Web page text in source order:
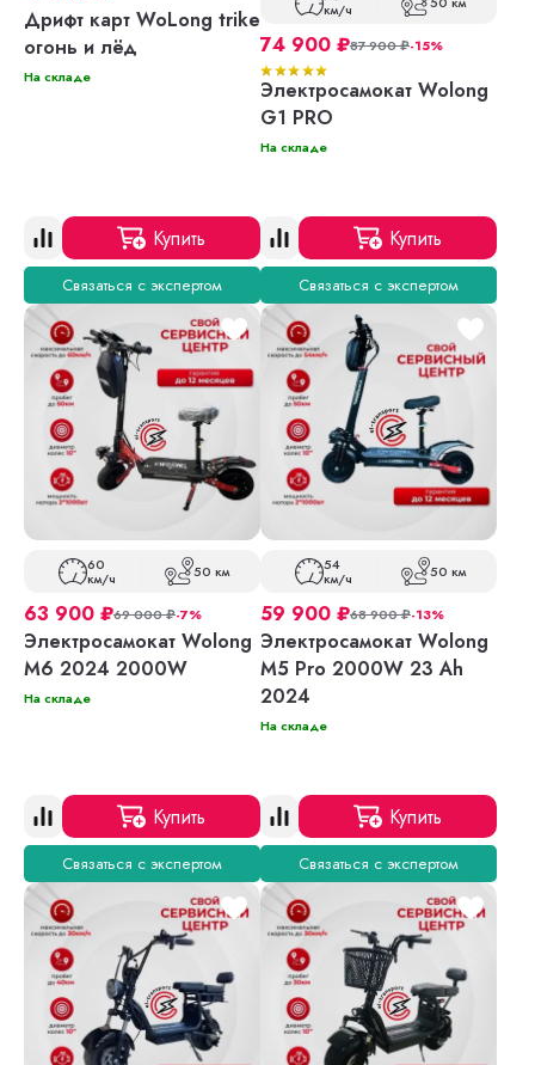
Дрифт карт WoLong trike
огонь и лёд
На складе
Купить
Связаться с экспертом
км/ч
74 900 ₽87 900₽-15%
Электросамокат Wolong
G1 PRO
На складе
Купить
Связаться с экспертом
60
км/ч 50 км
63 900 ₽69 000₽-7%
Электросамокат Wolong
M6 2024 2000W
На складе
Купить
Связаться с экспертом
54
км/ч 50 км
59 900 ₽68 900₽-13%
Электросамокат Wolong
M5 Pro 2000W 23 Ah
2024
На складе
Купить
Связаться с экспертом